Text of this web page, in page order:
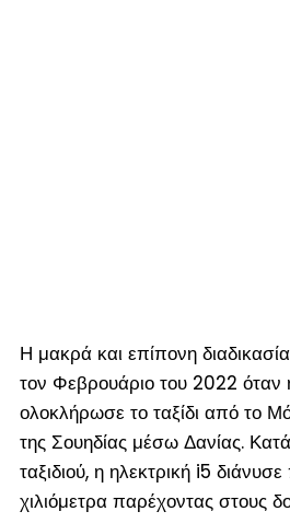
Η μακρά και επίπονη
τον Φεβρουάριο του 2022 όταν
ολοκλήρωσε το ταξίδι από το
της Σουηδίας μέσω Δανίας.
ταξιδιού, η ηλεκτρική i5
χιλιόμετρα παρέχοντας στους